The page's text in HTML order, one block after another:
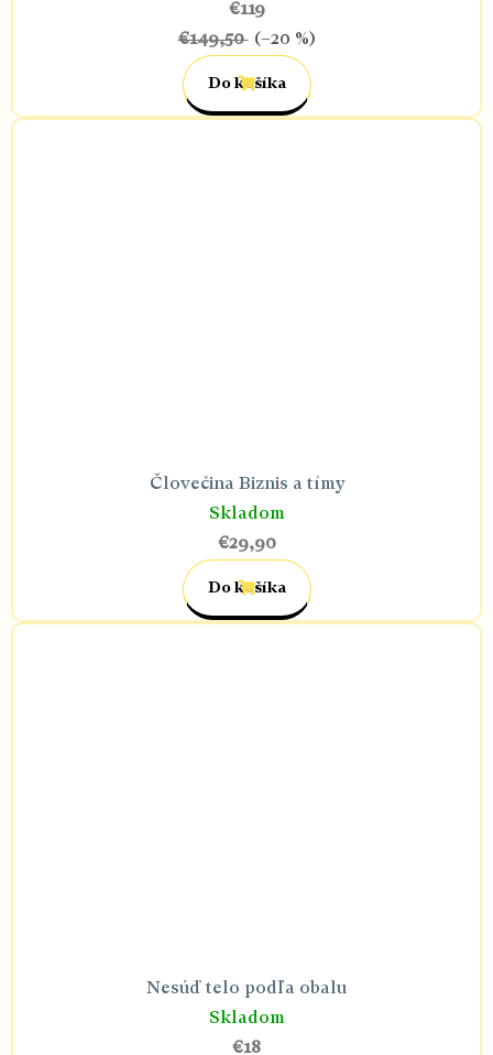
€119
€149,50
(–20 %)
Do košíka
Človečina Biznis a tímy
Skladom
€29,90
Do košíka
Nesúď telo podľa obalu
Skladom
€18